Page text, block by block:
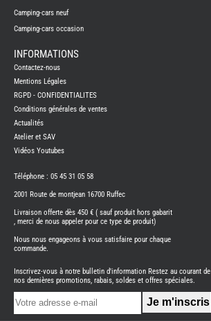
NEUFS
CAMPING-
CAMPING-
BENIMAR
CAMPING-
CARADO
CAMPING-
ITINEO
CAMPING-
OCCASION
CARADO
NEUFS
FOURGON
BENIMAR
FOURGON
Camping-cars neuf
Camping-cars occasion
INFORMATIONS
Contactez-nous
Mentions Légales
RGPD - CONFIDENTIALITES
Conditions générales de ventes
Actualités
Atelier et SAV
Vidéos Youtubes
Téléphone : 05 45 31 05 58
2001 Route de montjean 16700 Ruffec
Livraison offerte dès 450 € ( sauf produit hors gabarit
, merci de nous appeler pour ce type de produit)
Nous nous engageons à vous satisfaire pour chaque
commande.
Inscrivez-vous à notre bulletin d'information Restez au courant de
nos dernières promotions, rabais, soldes et offres spéciales.